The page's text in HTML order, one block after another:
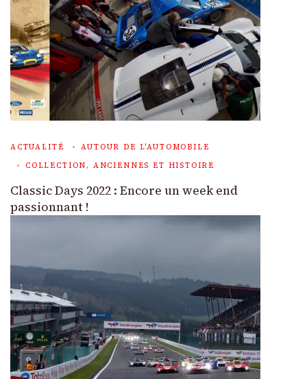
ACTUALITÉ
AUTOUR DE L'AUTOMOBILE
COLLECTION, ANCIENNES ET HISTOIRE
Classic Days 2022 : Encore un week end
passionnant !